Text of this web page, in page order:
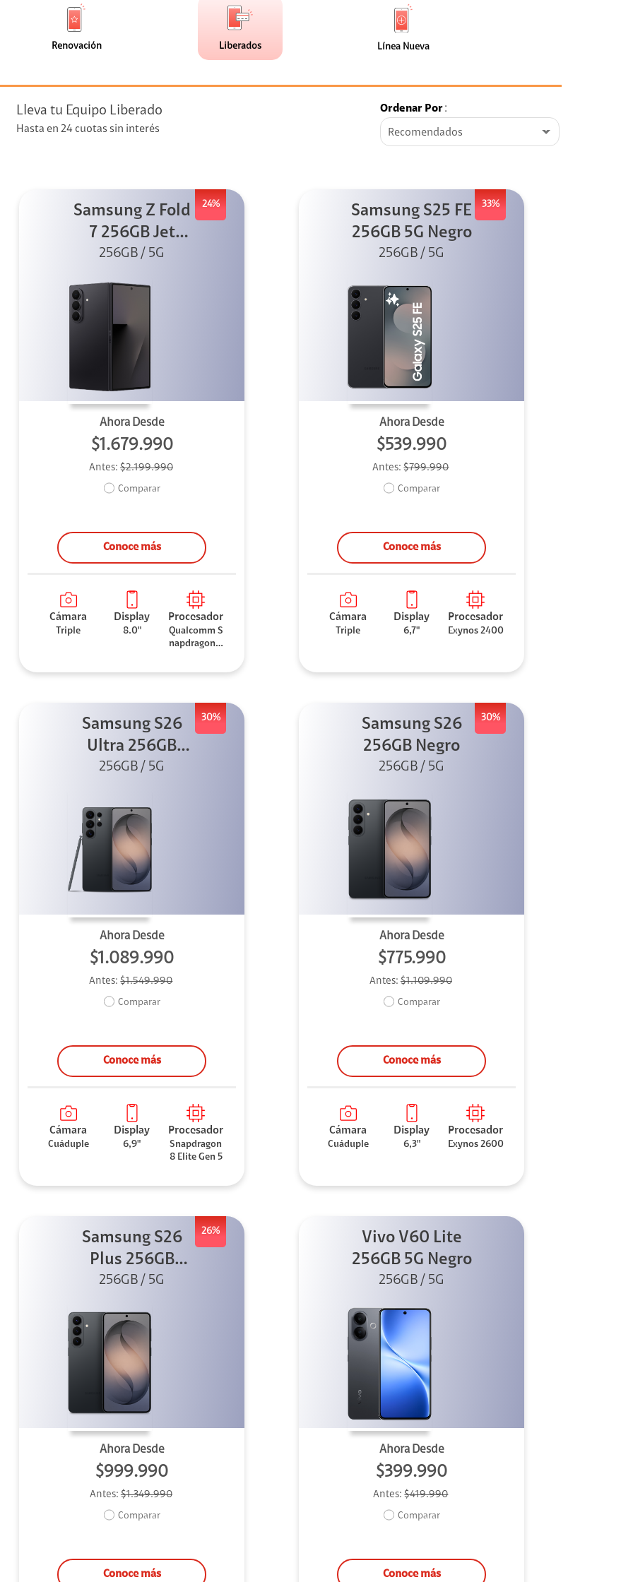
+ Telefonía
streaming
de
faceta
Renovación
(0)
faceta
Liberados
de
faceta
Línea Nueva
Nueva
(0)
Lleva tu Equipo Liberado
Hasta en 24 cuotas sin interés
Ordenar Por:
Recomendados
24%
Samsung Z Fold
7 256GB Jet
Black
256GB / 5G
Ahora Desde
$1.679.990
Antes: $2.199.990
Comparar
Conoce más
Cámara
Triple
Display
8.0"
Procesador
Qualcomm S
napdragon 8
33%
Samsung S25 FE
256GB 5G Negro
256GB / 5G
Ahora Desde
$539.990
Antes:$799.990
Comparar
Conoce más
Cámara
Triple
Display
6,7"
Procesador
Exynos 2400
30%
Samsung S26
Ultra 256GB
Negro
256GB / 5G
Ahora Desde
$1.089.990
Antes:$1.549.990
Comparar
Conoce más
Cámara
Cuáduple
Display
6,9"
Procesador
Snapdragon
8 Elite Gen 5
30%
Samsung S26
256GB Negro
256GB / 5G
Ahora Desde
$775.990
Antes: $1.109.990
Comparar
Conoce más
Cámara
Cuáduple
Display
6,3"
Procesador
Exynos 2600
26%
Samsung S26
Plus 256GB
Negro
256GB / 5G
Ahora Desde
$999.990
Antes: $1.349.990
Comparar
Conoce más
Vivo V60 Lite
256GB 5G Negro
256GB / 5G
Ahora Desde
$399.990
Antes:$419.990
Comparar
Conoce más